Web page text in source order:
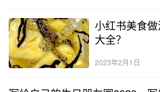
小红书美食
大全？
2023年2月1日